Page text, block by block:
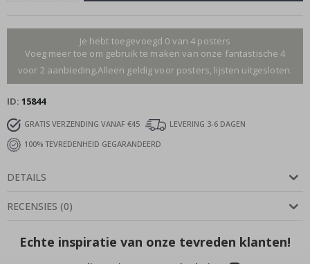
Je hebt toegevoegd 0 van 4 posters
Voeg meer toe om gebruik te maken van onze fantastische 4
voor 2 aanbieding.Alleen geldig voor posters, lijsten uitgesloten.
ID 15844
GRATIS VERZENDING VANAF €45
LEVERING 3-6 DAGEN
100% TEVREDENHEID GEGARANDEERD
DETAILS
RECENSIES (0)
Echte inspiratie van onze tevreden klanten!